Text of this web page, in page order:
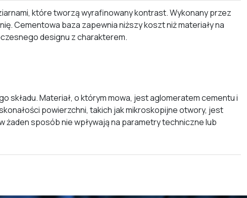
które tworzą wyrafinowany kontrast. Wykonany przez
Cementowa baza zapewnia niższy koszt niż materiały na
designu z charakterem.
Materiał, o którym mowa, jest aglomeratem cementu i
powierzchni, takich jak mikroskopijne otwory, jest
sposób nie wpływają na parametry techniczne lub